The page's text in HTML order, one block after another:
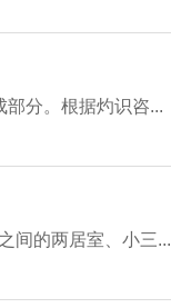
分。根据灼识咨...
间的两居室、小三...